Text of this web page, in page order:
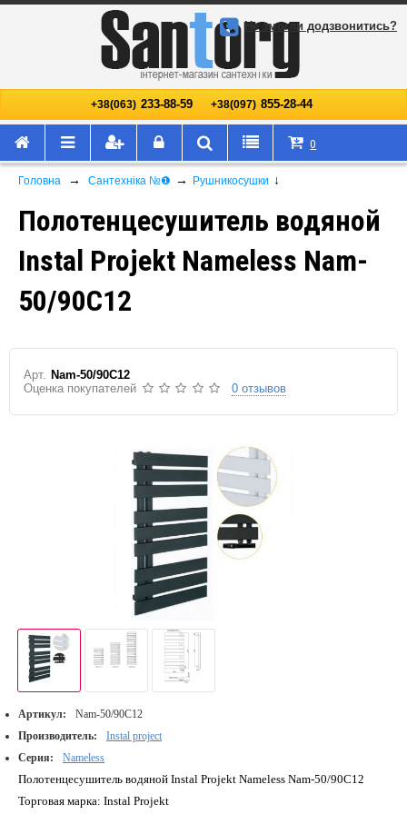
+38(063) 233-88-59 +38(097) 855-28-44
Не змогли додзвонитись?
0
Головна → Сантехніка №❶ → Рушникосушки ↓
Полотенцесушитель водяной
Instal Projekt Nameless Nam-
50/90C12
Арт. Nam-50/90C12
Оценка покупателей
0 отзывов
Артикул:
Nam-50/90C12
Производитель:
Instal project
Серия:
Nameless
Полотенцесушитель водяной Instal Projekt Nameless Nam-50/90C12
Торговая марка: Instal Projekt